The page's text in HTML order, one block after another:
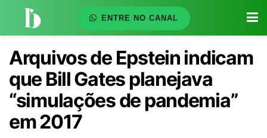
ENTRE NO CANAL
Arquivos de Epstein indicam
que Bill Gates planejava
“simulações de pandemia”
em 2017